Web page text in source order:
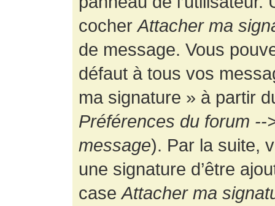
cocherAttacher ma
de message. Vous
défaut à tous vos
ma signature » à partir
Préférences du forum
message). Par la suite,
une signature d’être
caseAttacher ma